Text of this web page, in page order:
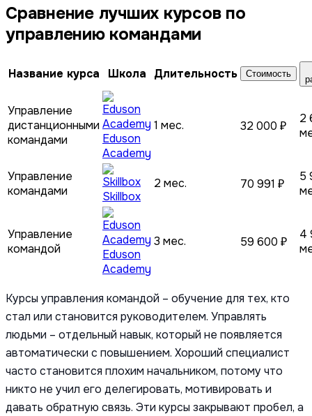
Сравнение лучших курсов по
управлению командами
Название курса Школа Длительность Стоимость
Управление
дистанционными
командами
Eduson
Academy
1 мес. 32 000 ₽
2
Управление
командами
Skillbox
2 мес. 70 991 ₽
5
Управление
командой
Eduson
Academy
3 мес. 59 600 ₽
4
Курсы управления командой – обучение для тех, кто
стал или становится руководителем. Управлять
людьми – отдельный навык, который не появляется
автоматически с повышением. Хороший специалист
часто становится плохим начальником, потому что
никто не учил его делегировать, мотивировать и
давать обратную связь. Эти курсы закрывают пробел, а